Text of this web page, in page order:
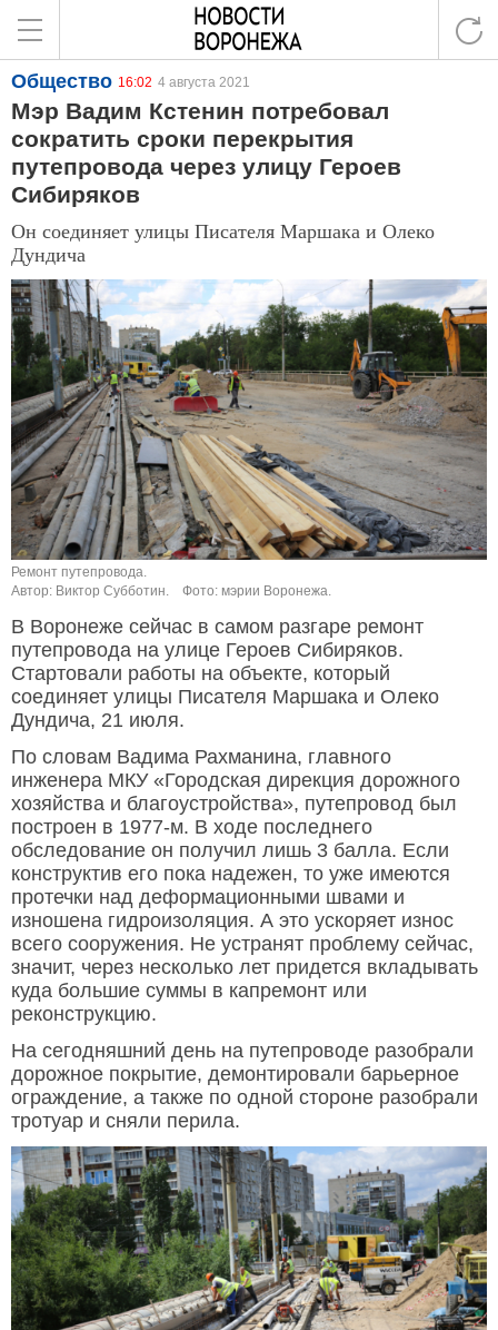
Общество 16:02 4 августа 2021
Мэр Вадим Кстенин потребовал
сократить сроки перекрытия
путепровода через улицу Героев
Сибиряков
Он соединяет улицы Писателя Маршака и Олеко
Дундича
Ремонт путепровода.
Автор: Виктор Субботин.
Фото: мэрии Воронежа.
В Воронеже сейчас в самом разгаре ремонт
путепровода на улице Героев Сибиряков.
Стартовали работы на объекте, который
соединяет улицы Писателя Маршака и Олеко
Дундича, 21 июля.
По словам Вадима Рахманина, главного
инженера МКУ «Городская дирекция дорожного
хозяйства и благоустройства», путепровод был
построен в 1977-м. В ходе последнего
обследование он получил лишь 3 балла. Если
конструктив его пока надежен, то уже имеются
протечки над деформационными швами и
изношена гидроизоляция. А это ускоряет износ
всего сооружения. Не устранят проблему сейчас,
значит, через несколько лет придется вкладывать
куда большие суммы в капремонт или
реконструкцию.
На сегодняшний день на путепроводе разобрали
дорожное покрытие, демонтировали барьерное
ограждение, а также по одной стороне разобрали
тротуар и сняли перила.